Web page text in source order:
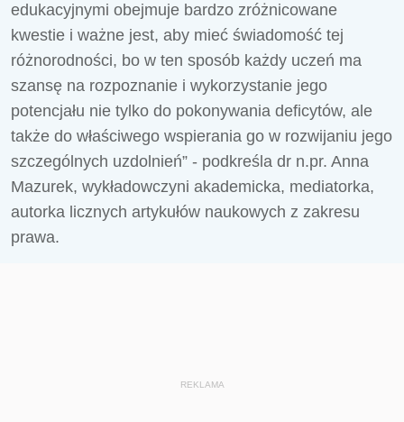
edukacyjnymi obejmuje bardzo zróżnicowane
kwestie i ważne jest, aby mieć świadomość tej
różnorodności, bo w ten sposób każdy uczeń ma
szansę na rozpoznanie i wykorzystanie jego
potencjału nie tylko do pokonywania deficytów, ale
także do właściwego wspierania go w rozwijaniu jego
szczególnych uzdolnień” - podkreśla dr n.pr. Anna
Mazurek, wykładowczyni akademicka, mediatorka,
autorka licznych artykułów naukowych z zakresu
prawa.
REKLAMA